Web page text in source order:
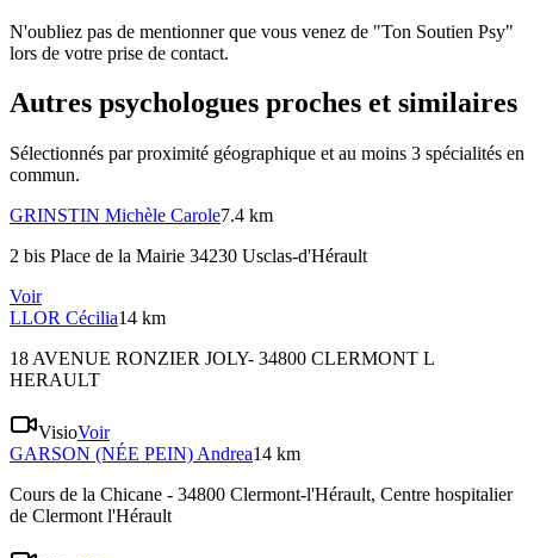
N'oubliez pas de mentionner que vous venez de "Ton Soutien Psy"
lors de votre prise de contact.
Autres psychologues proches et similaires
Sélectionnés par proximité géographique et au moins 3 spécialités en
commun.
GRINSTIN Michèle Carole7.4 km
2 bis Place de la Mairie 34230 Usclas-d'Hérault
Voir
LLOR Cécilia14 km
18 AVENUE RONZIER JOLY- 34800 CLERMONT L
HERAULT
VisioVoir
GARSON (NÉE PEIN) Andrea14 km
Cours de la Chicane - 34800 Clermont-l'Hérault, Centre hospitalier
de Clermont l'Hérault